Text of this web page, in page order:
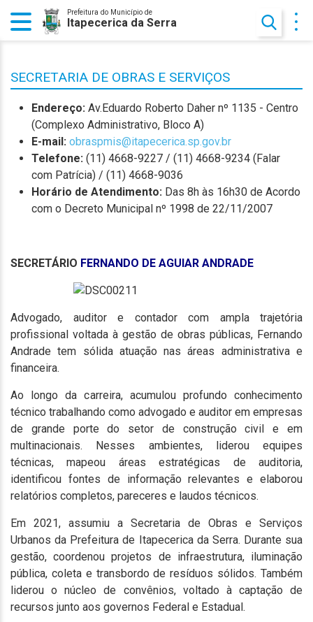
Prefeitura do Município de
Itapecerica da Serra
SECRETARIA DE OBRAS E SERVIÇOS
Endereço: Av.Eduardo Roberto Daher nº 1135 - Centro
(Complexo Administrativo, Bloco A)
E-mail: obraspmis@itapecerica.sp.gov.br
Telefone: (11) 4668-9227 / (11) 4668-9234 (Falar
com Patrícia) / (11) 4668-9036
Horário de Atendimento: Das 8h às 16h30 de Acordo
com o Decreto Municipal nº 1998 de 22/11/2007
SECRETÁRIO FERNANDO DE AGUIAR ANDRADE
Advogado, auditor e contador com ampla trajetória
profissional voltada à gestão de obras públicas, Fernando
Andrade tem sólida atuação nas áreas administrativa e
financeira.
Ao longo da carreira, acumulou profundo conhecimento
técnico trabalhando como advogado e auditor em empresas
de grande porte do setor de construção civil e em
multinacionais. Nesses ambientes, liderou equipes
técnicas, mapeou áreas estratégicas de auditoria,
identificou fontes de informação relevantes e elaborou
relatórios completos, pareceres e laudos técnicos.
Em 2021, assumiu a Secretaria de Obras e Serviços
Urbanos da Prefeitura de Itapecerica da Serra. Durante sua
gestão, coordenou projetos de infraestrutura, iluminação
pública, coleta e transbordo de resíduos sólidos. Também
liderou o núcleo de convênios, voltado à captação de
recursos junto aos governos Federal e Estadual.